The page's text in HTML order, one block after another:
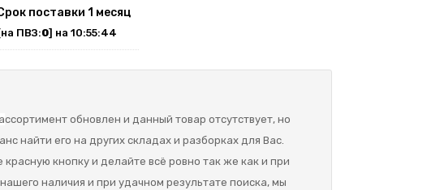
поставки 1 месяц
ПВЗ:0] на 10:55:44
ссортимент обновлен и данный товар отсутствует, но
найти его на других складах и разборках для Вас.
красную кнопку и делайте всё ровно так же как и при
наличия и при удачном результате поиска, мы